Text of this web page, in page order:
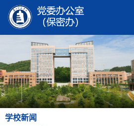
学校新闻